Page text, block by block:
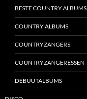
BESTE COUNTRY ALBUMS
COUNTRY ALBUMS
COUNTRYZANGERS
COUNTRYZANGERESSEN
DEBUUTALBUMS